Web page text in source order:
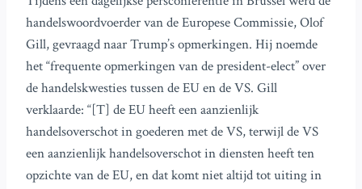
handelswoordvoerder van de Europese Commissie, Olof
Gill, gevraagd naar Trump’s opmerkingen. Hij noemde
het “frequente opmerkingen van de president-elect” over
de handelskwesties tussen de EU en de VS. Gill
verklaarde: “[T] de EU heeft een aanzienlijk
handelsoverschot in goederen met de VS, terwijl de VS
een aanzienlijk handelsoverschot in diensten heeft ten
opzichte van de EU, en dat komt niet altijd tot uiting in